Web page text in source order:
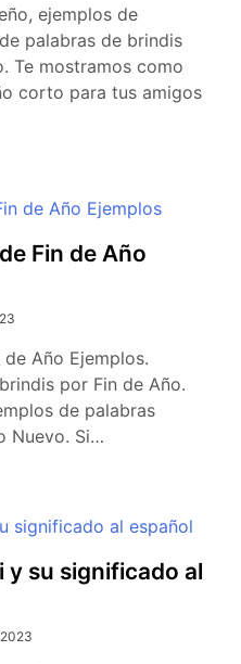
ejemplos de
palabras de brindis
Te mostramos como
corto para tus amigos
Fin de Año
Año Ejemplos.
por Fin de Año.
de palabras
Nuevo. Si…
y su significado al